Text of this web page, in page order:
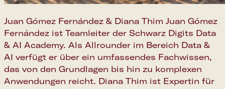
Juan Gómez Fernández & Diana Thim Juan Gómez
Fernández ist Teamleiter der Schwarz Digits Data
& AI Academy. Als Allrounder im Bereich Data &
AI verfügt er über ein umfassendes Fachwissen,
das von den Grundlagen bis hin zu komplexen
Anwendungen reicht. Diana Thim ist Expertin für